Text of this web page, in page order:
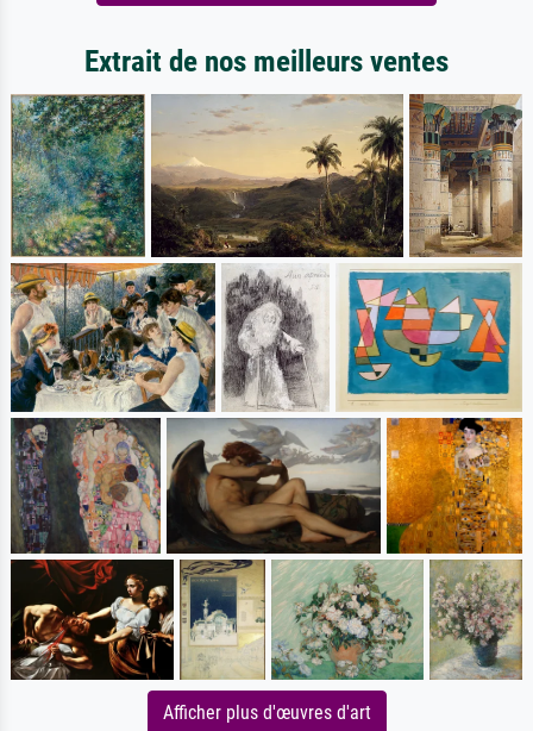
Extrait de nos meilleurs ventes
Afficher plus d'œuvres d'art